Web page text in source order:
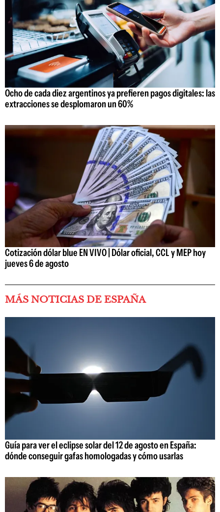
Ocho de cada diez argentinos ya prefieren pagos digitales: las
extracciones se desplomaron un 60%
Cotización dólar blue EN VIVO | Dólar oficial, CCL y MEP hoy
jueves 6 de agosto
MÁS NOTICIAS DE ESPAÑA
Guía para ver el eclipse solar del 12 de agosto en España:
dónde conseguir gafas homologadas y cómo usarlas